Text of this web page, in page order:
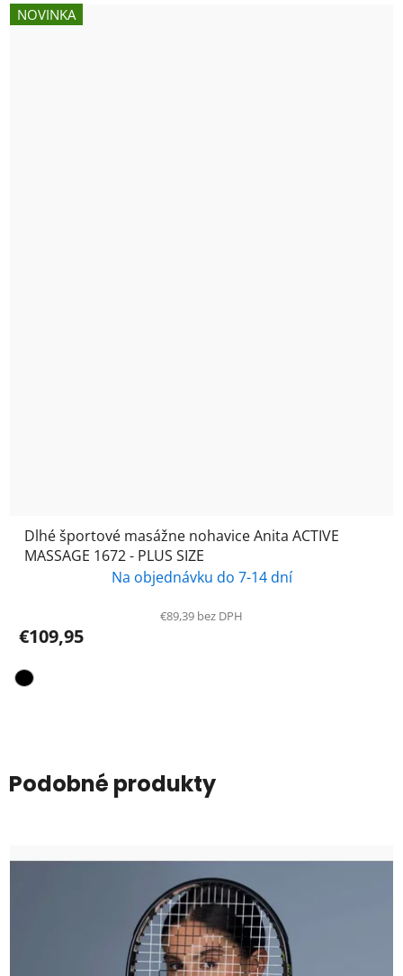
NOVINKA
Dlhé športové masážne nohavice Anita ACTIVE
MASSAGE 1672 - PLUS SIZE
Na objednávku do 7-14 dní
€89,39 bez DPH
€109,95
Podobné produkty